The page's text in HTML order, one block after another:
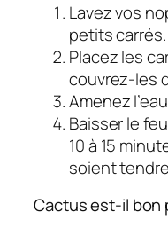
Lavez vos
petits carrés.
Placez les
couvrez-les
Amenez
Baisser le
10 à 15
soient
Cactus est-il bon